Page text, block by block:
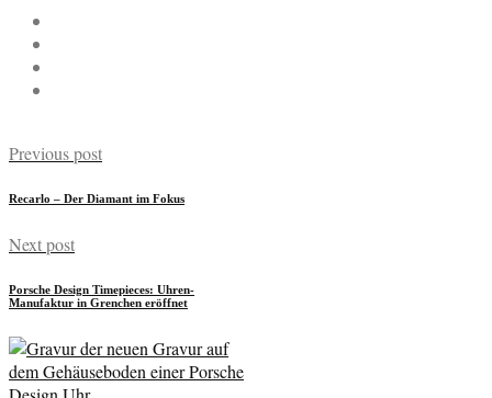
Previous post
Recarlo – Der Diamant im Fokus
Next post
Porsche Design Timepieces: Uhren-
Manufaktur in Grenchen eröffnet